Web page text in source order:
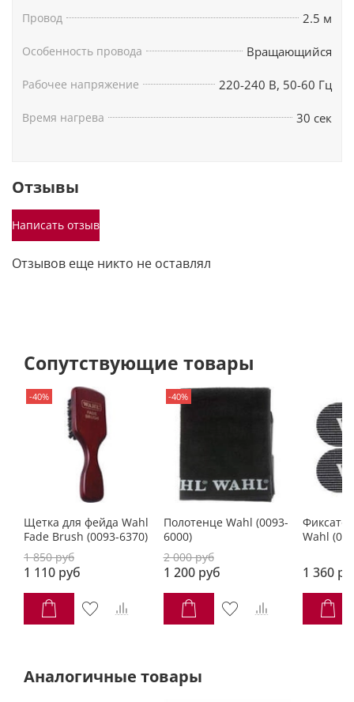
Провод 2.5 м
Особенность провода Вращающийся
Рабочее напряжение 220-240 В, 50-60 Гц
Время нагрева 30 сек
Отзывы
Написать отзыв
Отзывов еще никто не оставлял
Сопутствующие товары
-40%
Щетка для фейда Wahl
Fade Brush (0093-6370)
1 850 руб
1 110 руб
-40%
Полотенце Wahl (0093-
6000)
2 000 руб
1 200 руб
Wahl
1 360
Аналогичные товары